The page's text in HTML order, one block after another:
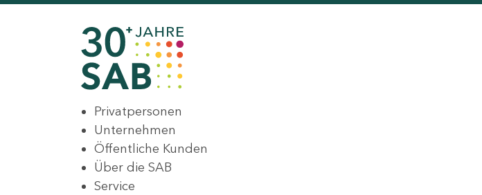
Privatpersonen
Unternehmen
Öffentliche Kunden
Über die SAB
Service